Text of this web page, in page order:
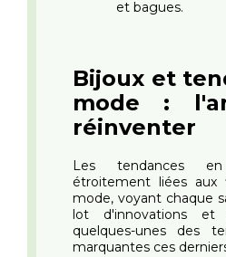
et bagues.
Bijoux et
mode :
réinventer
Les tendances
étroitement liées aux
mode, voyant chaque
lot d'innovations et
quelques-unes des
marquantes ces